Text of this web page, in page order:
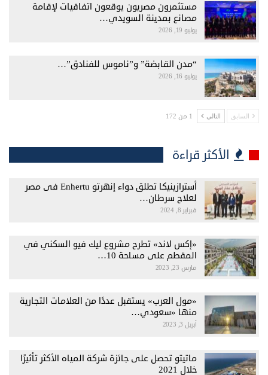
مستثمرون مصريون يوقعون اتفاقيات لإقامة
مصانع بمدينة السويدي…
يوليو 19, 2026
“مدن القابضة” و”ناموس للفنادق”…
يوليو 16, 2026
السابق التالي 1 من 172
الأكثر قراءة
أسترازينيكا تطلق دواء إنهرتو Enhertu فى مصر
لعلاج سرطان…
فبراير 8, 2024
«إكس لاند» تطرح مشروع ليك فيو السكني في
المقطم على مساحة 10…
مارس 23, 2023
«مول العرب» يستقبل عددًا من العلامات التجارية
منها «سعودي…
أبريل 3, 2023
ماتيتو تحصل على جائزة شركة المياه الأكثر تأثيرًا
خلال 2021